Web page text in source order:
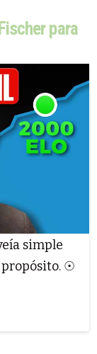
para
simple
☉